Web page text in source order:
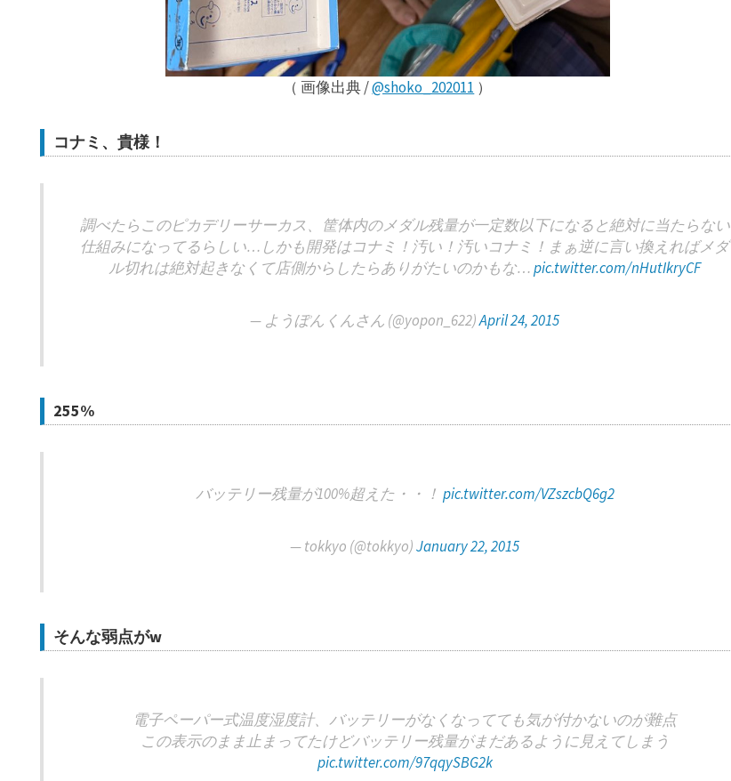
（ 画像出典 /@shoko_202011 ）
コナミ、貴様！
調べたらこのピカデリーサーカス、筐体内のメダル残量が一定数以下になると絶対に当たらない
仕組みになってるらしい…しかも開発はコナミ！汚い！汚いコナミ！まぁ逆に言い換えればメダ
ル切れは絶対起きなくて店側からしたらありがたいのかもな…pic.twitter.com/nHutIkryCF
— ようぽんくんさん (@yopon_622)April 24, 2015
255%
バッテリー残量が100%超えた・・！ pic.twitter.com/VZszcbQ6g2
— tokkyo (@tokkyo)January 22, 2015
そんな弱点がw
電子ペーパー式温度湿度計、バッテリーがなくなってても気が付かないのが難点
この表示のまま止まってたけどバッテリー残量がまだあるように見えてしまう
pic.twitter.com/97qqySBG2k